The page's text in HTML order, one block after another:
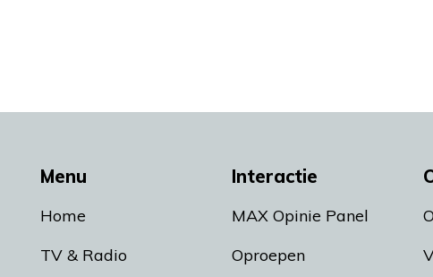
Menu
Home
TV & Radio
Interactie
MAX Opinie Panel
Oproepen